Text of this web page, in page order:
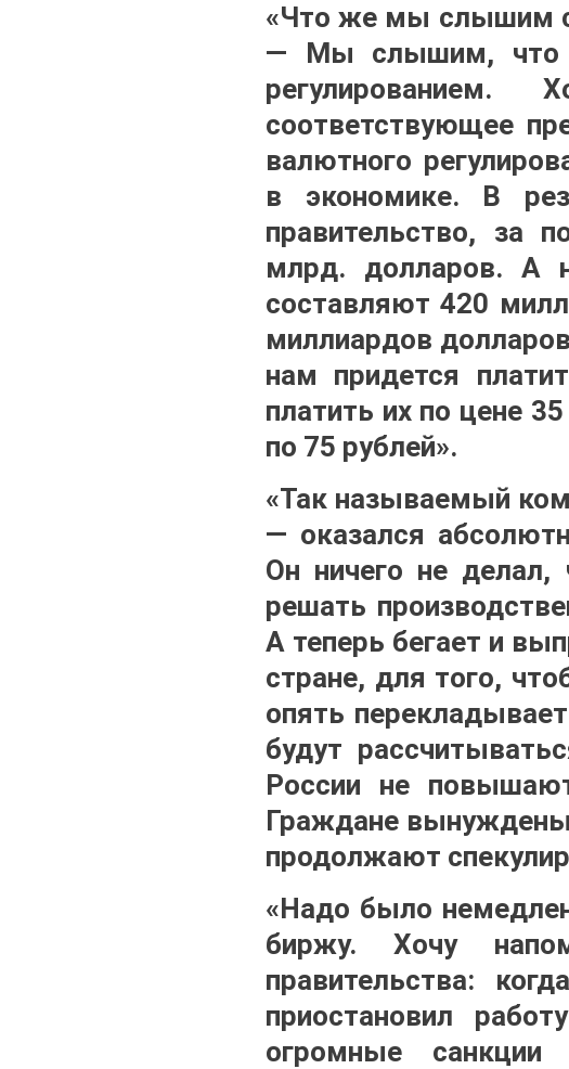
«Что же мы слышим
— Мы слышим, что
соответствующее
валютного
в экономике. В
правительство, за
млрд. долларов. А
составляют 420
миллиардов
нам придется
платить их по цене
по 75 рублей».
«Так называемый
— оказался
Он ничего не делал,
решать
А теперь бегает и
стране, для того,
опять
будут
России не
Граждане вынуждены
продолжают
«Надо было
биржу. Хочу
правительства:
приостановил
огромные